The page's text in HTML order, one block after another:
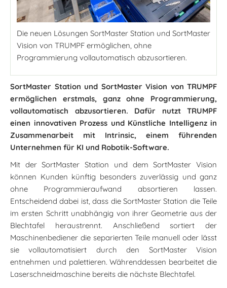
Die neuen Lösungen SortMaster Station und SortMaster
Vision von TRUMPF ermöglichen, ohne
Programmierung vollautomatisch abzusortieren.
SortMaster Station und SortMaster Vision von TRUMPF
ermöglichen erstmals, ganz ohne Programmierung,
vollautomatisch abzusortieren. Dafür nutzt TRUMPF
einen innovativen Prozess und Künstliche Intelligenz in
Zusammenarbeit mit Intrinsic, einem führenden
Unternehmen für KI und Robotik-Software.
Mit der SortMaster Station und dem SortMaster Vision
können Kunden künftig besonders zuverlässig und ganz
ohne Programmieraufwand absortieren lassen.
Entscheidend dabei ist, dass die SortMaster Station die Teile
im ersten Schritt unabhängig von ihrer Geometrie aus der
Blechtafel heraustrennt. Anschließend sortiert der
Maschinenbediener die separierten Teile manuell oder lässt
sie vollautomatisiert durch den SortMaster Vision
entnehmen und palettieren. Währenddessen bearbeitet die
Laserschneidmaschine bereits die nächste Blechtafel.